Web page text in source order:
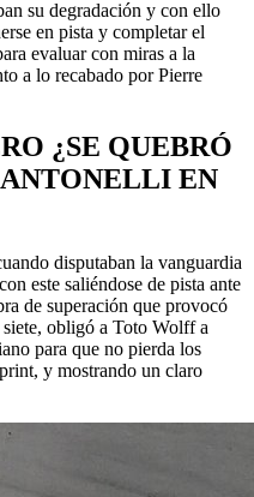
su degradación y con ello
en pista y completar el
evaluar con miras a la
a lo recabado por Pierre
¿SE QUEBRÓ
EN
disputaban la vanguardia
este saliéndose de pista ante
de superación que provocó
obligó a Toto Wolff a
para que no pierda los
y mostrando un claro